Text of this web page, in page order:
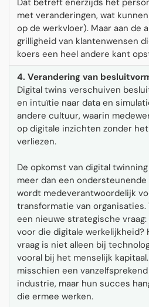
Dat betreft enerzijds het
met veranderingen, wat
op de werkvloer). Maar aan de
grilligheid van klantenwensen
koers een heel andere kant
4. Verandering van
Digital twins verschuiven
en intuïtie naar data en
andere cultuur, waarin
op digitale inzichten zonder
verliezen.
De opkomst van digital
meer dan een ondersteunende
wordt medeverantwoordelijk
transformatie van
een nieuwe strategische
voor die digitale werkelijkheid?
vraag is niet alleen bij
vooral bij het menselijk
misschien een
industrie, maar hun succes
die ermee werken.